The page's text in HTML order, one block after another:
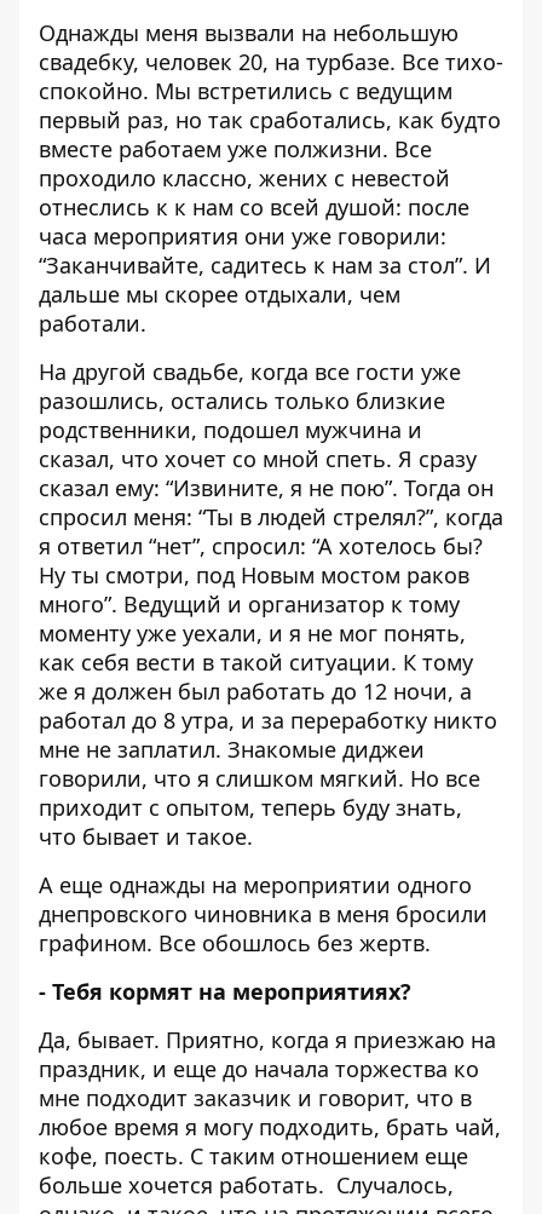
Однажды меня вызвали на небольшую
свадебку, человек 20, на турбазе. Все тихо-
спокойно. Мы встретились с ведущим
первый раз, но так сработались, как будто
вместе работаем уже полжизни. Все
проходило классно, жених с невестой
отнеслись к к нам со всей душой: после
часа мероприятия они уже говорили:
“Заканчивайте, садитесь к нам за стол”. И
дальше мы скорее отдыхали, чем
работали.
На другой свадьбе, когда все гости уже
разошлись, остались только близкие
родственники, подошел мужчина и
сказал, что хочет со мной спеть. Я сразу
сказал ему: “Извините, я не пою”. Тогда он
спросил меня: “Ты в людей стрелял?”, когда
я ответил “нет”, спросил: “А хотелось бы?
Ну ты смотри, под Новым мостом раков
много”. Ведущий и организатор к тому
моменту уже уехали, и я не мог понять,
как себя вести в такой ситуации. К тому
же я должен был работать до 12 ночи, а
работал до 8 утра, и за переработку никто
мне не заплатил. Знакомые диджеи
говорили, что я слишком мягкий. Но все
приходит с опытом, теперь буду знать,
что бывает и такое.
А еще однажды на мероприятии одного
днепровского чиновника в меня бросили
графином. Все обошлось без жертв.
- Тебя кормят на мероприятиях?
Да, бывает. Приятно, когда я приезжаю на
праздник, и еще до начала торжества ко
мне подходит заказчик и говорит, что в
любое время я могу подходить, брать чай,
кофе, поесть. С таким отношением еще
больше хочется работать. Случалось,